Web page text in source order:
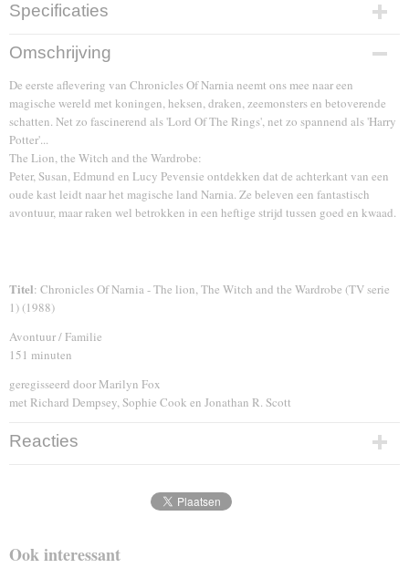
Specificaties
EAN code
8717344723039
Omschrijving
De eerste aflevering van Chronicles Of Narnia neemt ons mee naar een
magische wereld met koningen, heksen, draken, zeemonsters en betoverende
schatten. Net zo fascinerend als 'Lord Of The Rings', net zo spannend als 'Harry
Potter'...
The Lion, the Witch and the Wardrobe:
Peter, Susan, Edmund en Lucy Pevensie ontdekken dat de achterkant van een
oude kast leidt naar het magische land Narnia. Ze beleven een fantastisch
avontuur, maar raken wel betrokken in een heftige strijd tussen goed en kwaad.
Titel: Chronicles Of Narnia - The lion, The Witch and the Wardrobe (TV serie
1) (1988)
Avontuur / Familie
151 minuten
geregisseerd door Marilyn Fox
met Richard Dempsey, Sophie Cook en Jonathan R. Scott
Reacties
Ook interessant